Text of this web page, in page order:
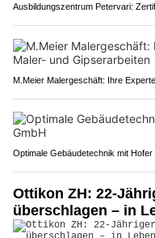
Ausbildungszentrum Petervari:
M.Meier Malergeschäft: Ihre
Optimale Gebäudetechnik mit
Ottikon ZH: 22-
überschlagen – in